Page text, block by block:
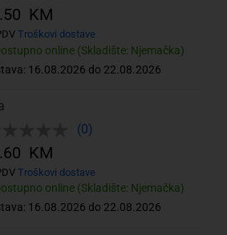
online (Skladište: Njemačka)
16.08.2026 do 22.08.2026
KM
Troškovi dostave
(0)
online (Skladište: Njemačka)
16.08.2026 do 22.08.2026
KM
Troškovi dostave